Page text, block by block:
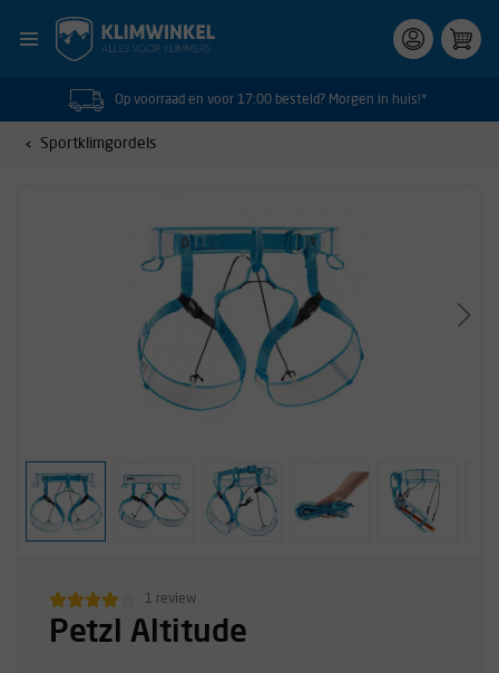
Op voorraad en voor 17:00 besteld? Morgen in huis!*
Sportklimgordels
1 review
Petzl Altitude